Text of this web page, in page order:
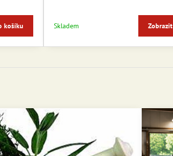
košíku Skladem Zobrazit